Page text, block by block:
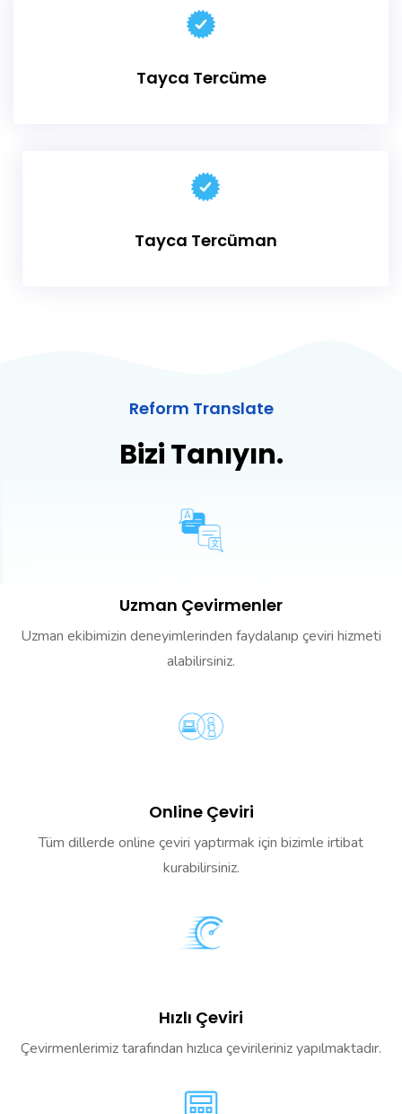
Tayca Tercüme
Tayca Tercüman
Reform Translate
Bizi Tanıyın.
Uzman Çevirmenler
Uzman ekibimizin deneyimlerinden faydalanıp çeviri hizmeti
alabilirsiniz.
Online Çeviri
Tüm dillerde online çeviri yaptırmak için bizimle irtibat
kurabilirsiniz.
Hızlı Çeviri
Çevirmenlerimiz tarafından hızlıca çevirileriniz yapılmaktadır.